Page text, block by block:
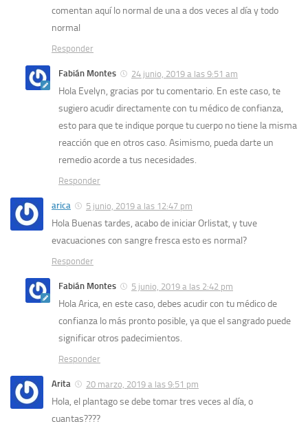
comentan aquí lo normal de una a dos veces al día y todo
normal
Responder
Fabián Montes 24 junio, 2019 a las 9:51 am
Hola Evelyn, gracias por tu comentario. En este caso, te
sugiero acudir directamente con tu médico de confianza,
esto para que te indique porque tu cuerpo no tiene la misma
reacción que en otros caso. Asimismo, pueda darte un
remedio acorde a tus necesidades.
Responder
arica 5 junio, 2019 a las 12:47 pm
Hola Buenas tardes, acabo de iniciar Orlistat, y tuve
evacuaciones con sangre fresca esto es normal?
Responder
Fabián Montes 5 junio, 2019 a las 2:42 pm
Hola Arica, en este caso, debes acudir con tu médico de
confianza lo más pronto posible, ya que el sangrado puede
significar otros padecimientos.
Responder
Arita 20 marzo, 2019 a las 9:51 pm
Hola, el plantago se debe tomar tres veces al día, o
cuantas????